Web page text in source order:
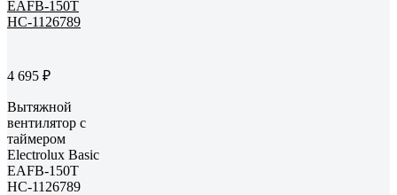
4 695 ₽
Вытяжной
вентилятор с
таймером
Electrolux Basic
EAFB-150T
НС-1126789